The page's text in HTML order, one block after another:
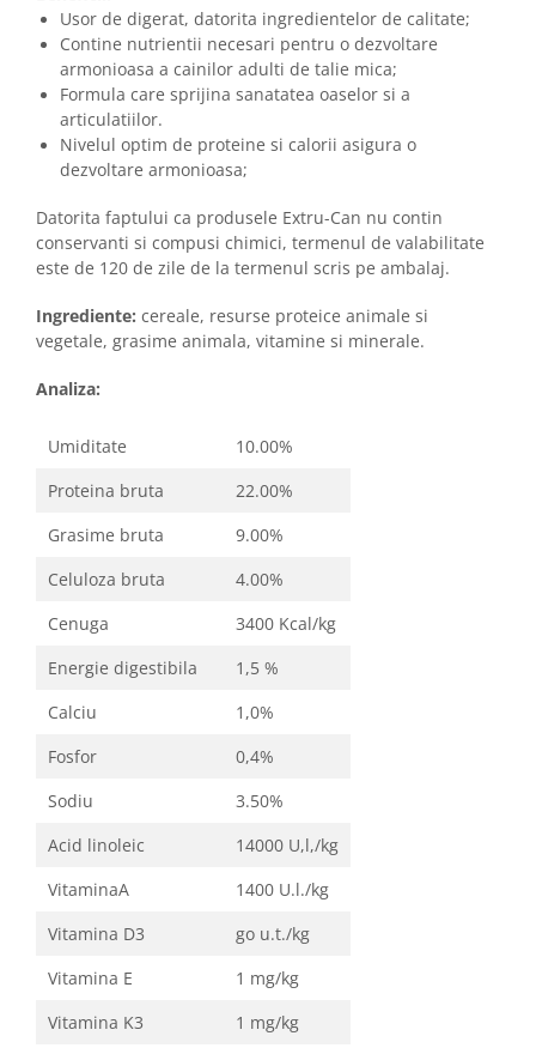
Usor de digerat, datorita ingredientelor de calitate;
Contine nutrientii necesari pentru o dezvoltare
armonioasa a cainilor adulti de talie mica;
Formula care sprijina sanatatea oaselor si a
articulatiilor.
Nivelul optim de proteine si calorii asigura o
dezvoltare armonioasa;
Datorita faptului ca produsele Extru-Can nu contin
conservanti si compusi chimici, termenul de valabilitate
este de 120 de zile de la termenul scris pe ambalaj.
Ingrediente: cereale, resurse proteice animale si
vegetale, grasime animala, vitamine si minerale.
Analiza:
Umiditate
10.00%
Proteina bruta
22.00%
Grasime bruta
9.00%
Celuloza bruta
4.00%
Cenuga
3400 Kcal/kg
Energie digestibila
1,5 %
Calciu
1,0%
Fosfor
0,4%
Sodiu
3.50%
Acid linoleic
14000 U,l,/kg
VitaminaA
1400 U.l./kg
Vitamina D3
go u.t./kg
Vitamina E
1 mg/kg
Vitamina K3
1 mg/kg